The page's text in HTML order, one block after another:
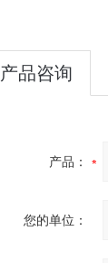
产品咨询
产品：
您的单位：